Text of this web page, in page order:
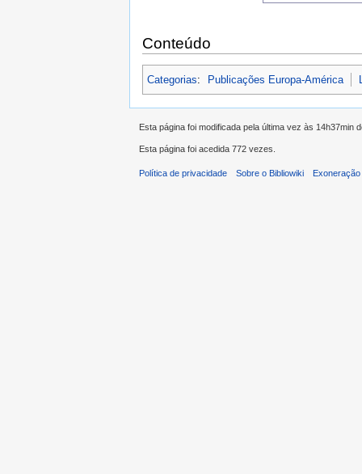
Conteúdo
Categorias: Publicações Europa-América
Esta página foi modificada pela última vez às 14h37min
Esta página foi acedida 772 vezes.
Política de privacidade Sobre o Bibliowiki